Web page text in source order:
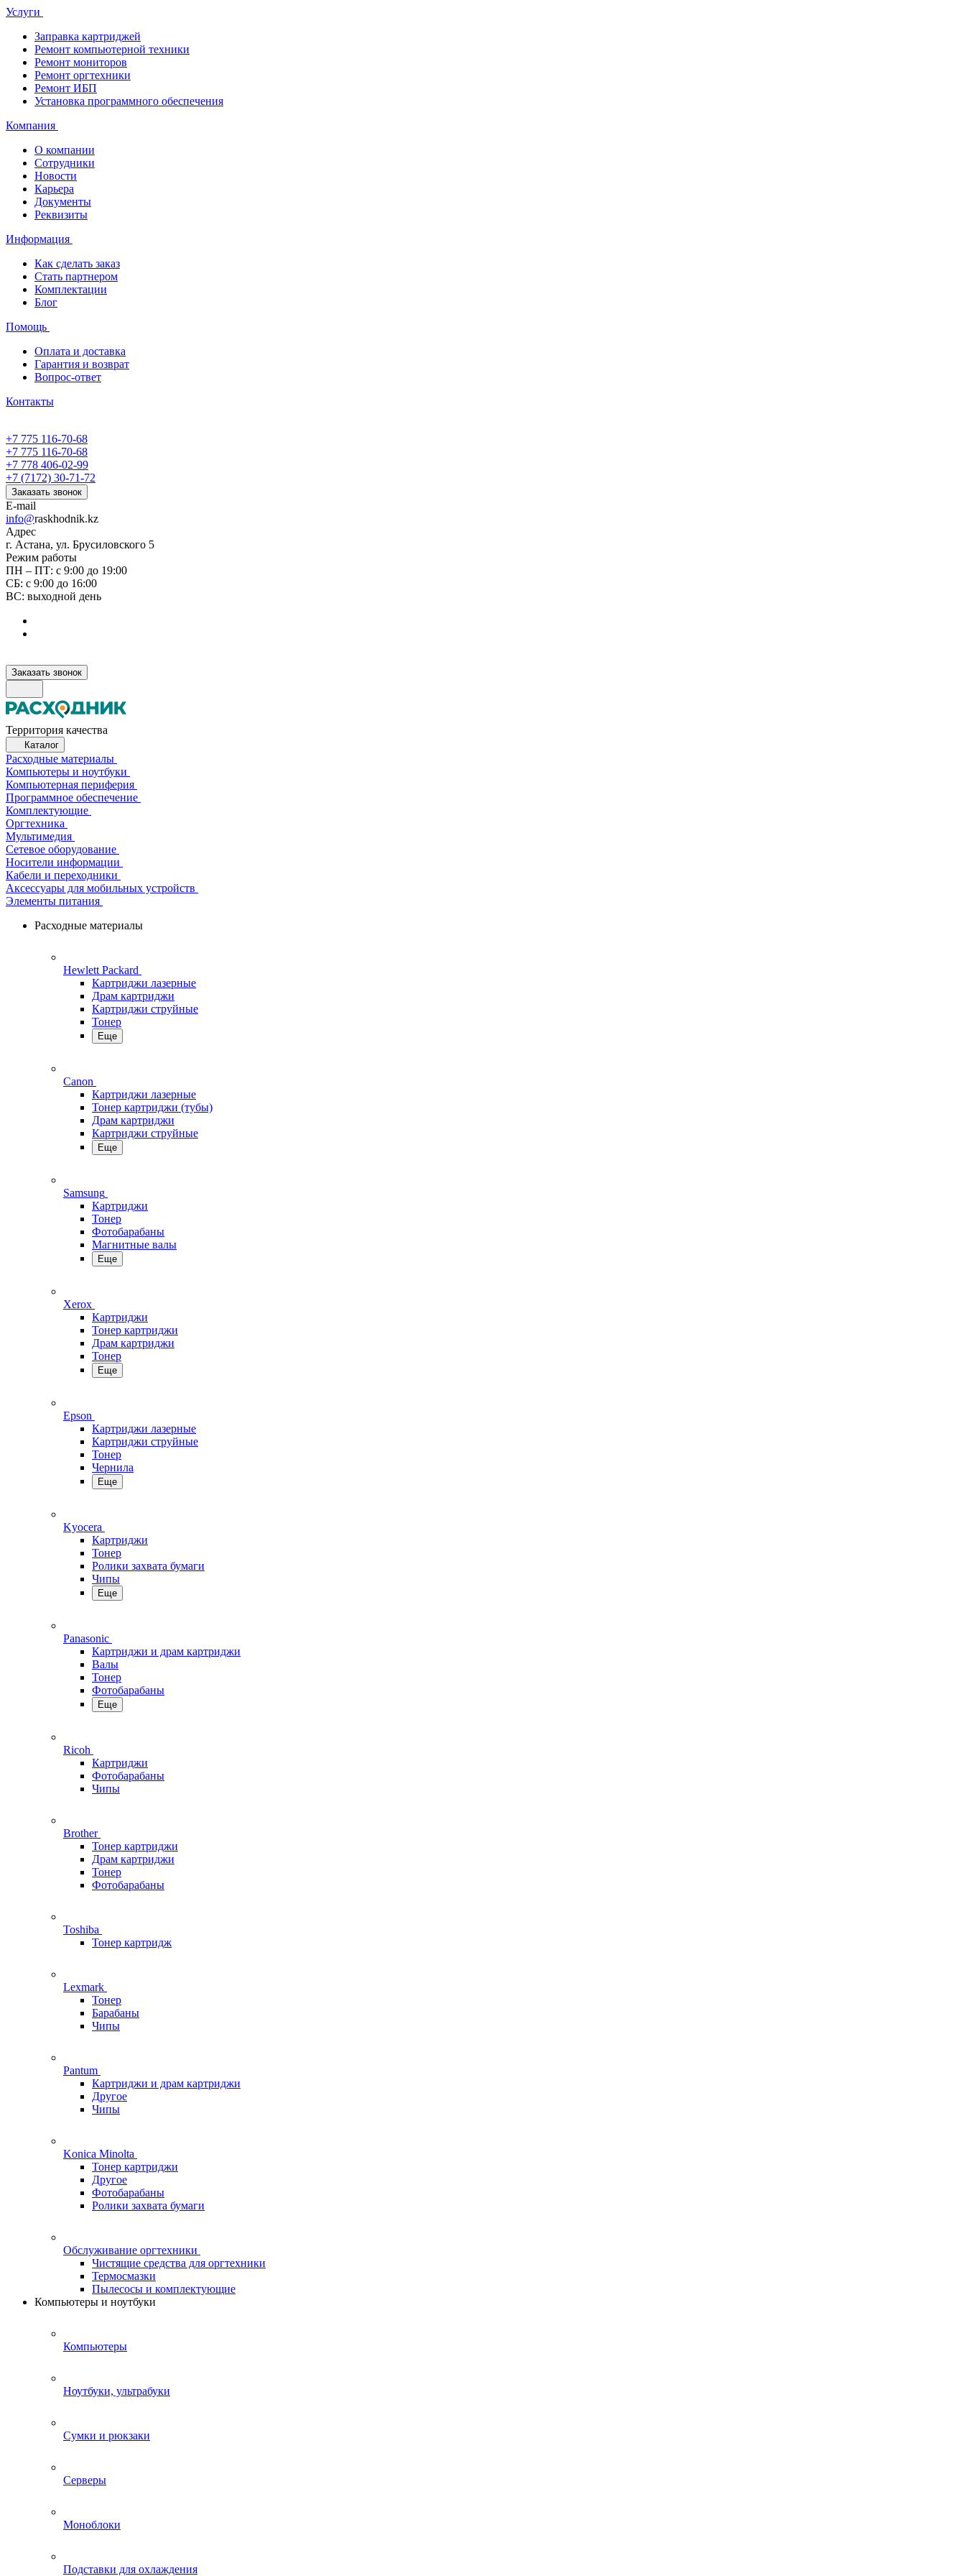
Услуги
Заправка картриджей
Ремонт компьютерной техники
Ремонт мониторов
Ремонт оргтехники
Ремонт ИБП
Установка программного обеспечения
Компания
О компании
Сотрудники
Новости
Карьера
Документы
Реквизиты
Информация
Как сделать заказ
Стать партнером
Комплектации
Блог
Помощь
Оплата и доставка
Гарантия и возврат
Вопрос-ответ
Контакты
+7 775 116-70-68
+7 775 116-70-68
+7 778 406-02-99
+7 (7172) 30-71-72
Заказать звонок
E-mail
info@raskhodnik.kz
Адрес
г. Астана, ул. Брусиловского 5
Режим работы
ПН – ПТ: с 9:00 до 19:00
СБ: с 9:00 до 16:00
ВС: выходной день
Заказать звонок
Территория качества
Каталог
Расходные материалы
Компьютеры и ноутбуки
Компьютерная периферия
Программное обеспечение
Комплектующие
Оргтехника
Мультимедия
Сетевое оборудование
Носители информации
Кабели и переходники
Аксессуары для мобильных устройств
Элементы питания
Расходные материалы
Hewlett Packard
Картриджи лазерные
Драм картриджи
Картриджи струйные
Тонер
Еще
Canon
Картриджи лазерные
Тонер картриджи (тубы)
Драм картриджи
Картриджи струйные
Еще
Samsung
Картриджи
Тонер
Фотобарабаны
Магнитные валы
Еще
Xerox
Картриджи
Тонер картриджи
Драм картриджи
Тонер
Еще
Epson
Картриджи лазерные
Картриджи струйные
Тонер
Чернила
Еще
Kyocera
Картриджи
Тонер
Ролики захвата бумаги
Чипы
Еще
Panasonic
Картриджи и драм картриджи
Валы
Тонер
Фотобарабаны
Еще
Ricoh
Картриджи
Фотобарабаны
Чипы
Brother
Тонер картриджи
Драм картриджи
Тонер
Фотобарабаны
Toshiba
Тонер картридж
Lexmark
Тонер
Барабаны
Чипы
Pantum
Картриджи и драм картриджи
Другое
Чипы
Konica Minolta
Тонер картриджи
Другое
Фотобарабаны
Ролики захвата бумаги
Обслуживание оргтехники
Чистящие средства для оргтехники
Термосмазки
Пылесосы и комплектующие
Компьютеры и ноутбуки
Компьютеры
Ноутбуки, ультрабуки
Сумки и рюкзаки
Серверы
Моноблоки
Подставки для охлаждения